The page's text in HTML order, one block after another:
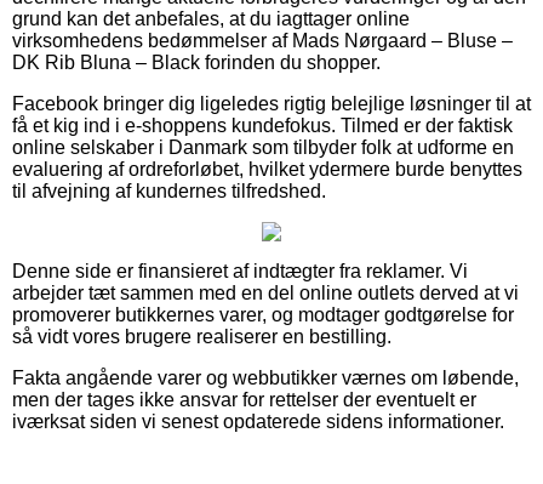
grund kan det anbefales, at du iagttager online
virksomhedens bedømmelser af Mads Nørgaard – Bluse –
DK Rib Bluna – Black forinden du shopper.
Facebook bringer dig ligeledes rigtig belejlige løsninger til at
få et kig ind i e-shoppens kundefokus. Tilmed er der faktisk
online selskaber i Danmark som tilbyder folk at udforme en
evaluering af ordreforløbet, hvilket ydermere burde benyttes
til afvejning af kundernes tilfredshed.
Denne side er finansieret af indtægter fra reklamer. Vi
arbejder tæt sammen med en del online outlets derved at vi
promoverer butikkernes varer, og modtager godtgørelse for
så vidt vores brugere realiserer en bestilling.
Fakta angående varer og webbutikker værnes om løbende,
men der tages ikke ansvar for rettelser der eventuelt er
iværksat siden vi senest opdaterede sidens informationer.